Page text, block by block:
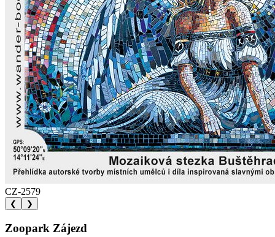
CZ-2579
❮ ❯
Zoopark Zájezd